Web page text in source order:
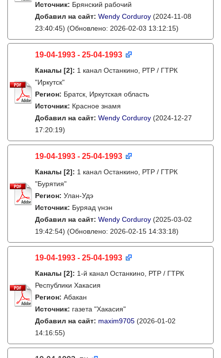
Источник: Брянский рабочий
Добавил на сайт: Wendy Corduroy (2024-11-08
23:40:45) (Обновлено: 2026-02-03 13:12:15)
19-04-1993 - 25-04-1993
Каналы [2]: 1 канал Останкино, РТР / ГТРК
"Иркутск"
Регион: Братск, Иркутская область
Источник: Красное знамя
Добавил на сайт: Wendy Corduroy (2024-12-27
17:20:19)
19-04-1993 - 25-04-1993
Каналы [2]: 1 канал Останкино, РТР / ГТРК
"Бурятия"
Регион: Улан-Удэ
Источник: Буряад үнэн
Добавил на сайт: Wendy Corduroy (2025-03-02
19:42:54) (Обновлено: 2026-02-15 14:33:18)
19-04-1993 - 25-04-1993
Каналы [2]: 1-й канал Останкино, РТР / ГТРК
Республики Хакасия
Регион: Абакан
Источник: газета "Хакасия"
Добавил на сайт: maxim9705 (2026-01-02
14:16:55)